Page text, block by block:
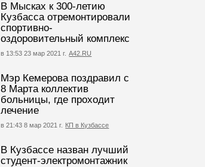
В Мысках к 300-летию
Кузбасса отремонтировали
спортивно-
оздоровительный комплекс
в 13:53 23 мар 2021 г. А42.RU
Мэр Кемерова поздравил с
8 Марта коллектив
больницы, где проходит
лечение
в 21:43 8 мар 2021 г. КП в Кузбассе
В Кузбассе назван лучший
студент-электромонтажник